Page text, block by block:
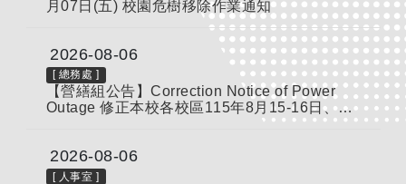
月07日(五) 校園危樹移除作業通知
2026-08-06
[ 總務處 ]
【營繕組公告】Correction Notice of Power
Outage 修正本校各校區115年8月15-16日、22
2026-08-06
[ 人事室 ]